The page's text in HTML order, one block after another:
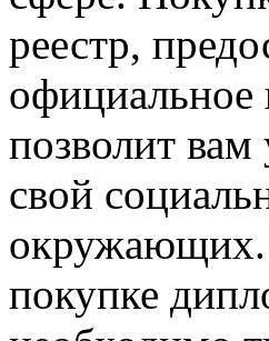
реестр,
официальное
позволит
свой
окружающих.
покупке